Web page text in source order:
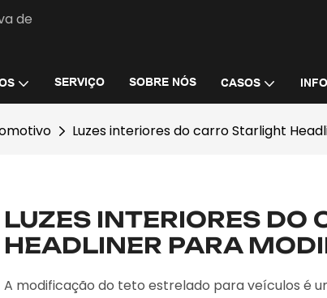
de
SERVIÇO SOBRE NÓS CASOS
Luzes interiores do carro Starlight
LUZES INTERIORES DO
HEADLINER PARA
A modificação do teto estrelado para veículos é